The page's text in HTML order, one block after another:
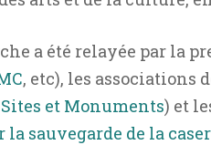
a été relayée par la
, etc), les associations
Sites et Monuments) et
sauvegarde de la